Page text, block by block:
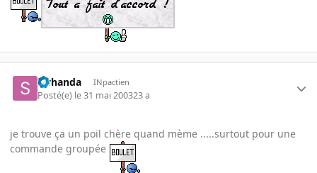
swhanda INpactien
Posté(e) le 31 mai 200323 a
je trouve ça un poil chère quand mème .....surtout pour une
commande groupée